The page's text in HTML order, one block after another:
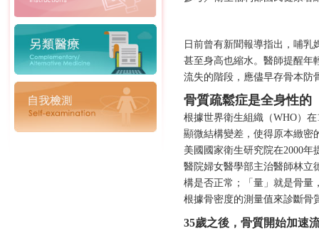
日前曾有新聞報導指出，哺
甚至身高也縮水。醫師提醒年
流失的階段，應儘早存骨本防
骨質疏鬆症是全身性的
根據世界衛生組織（WHO）
顯微結構變差，使得原本緻密
美國國家衛生研究院在2000
醫院婦女醫學部主治醫師林
構是否正常；「量」就是骨量
根據骨密度的測量值來診斷骨
35歲之後，骨質開始加速